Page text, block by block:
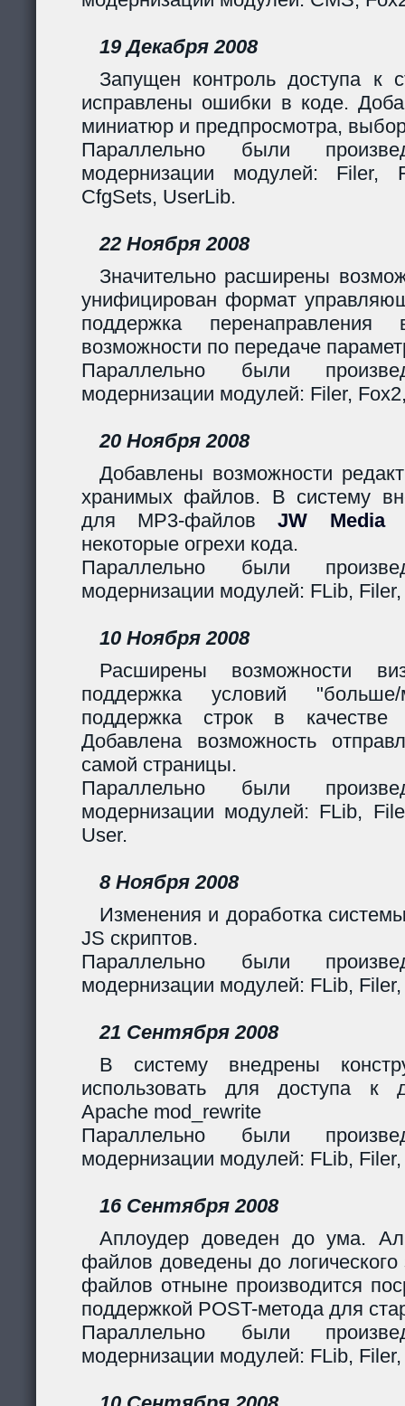
19 Декабря 2008
Запущен контроль доступа к
исправлены ошибки в коде.
миниатюр и предпросмотра,
Параллельно были
модернизации модулей: Filer,
CfgSets, UserLib.
22 Ноября 2008
Значительно расширены
унифицирован формат
поддержка
возможности по передаче
Параллельно были
модернизации модулей: Filer,
20 Ноября 2008
Добавлены возможности
хранимых файлов. В систему
для MP3-файловJW Media
некоторые огрехи кода.
Параллельно были
модернизации модулей: FLib,
10 Ноября 2008
Расширены возможности
поддержка условий
поддержка строк в качестве
Добавлена возможность
самой страницы.
Параллельно были
модернизации модулей: FLib,
User.
8 Ноября 2008
Изменения и доработка
JS скриптов.
Параллельно были
модернизации модулей: FLib,
21 Сентября 2008
В систему внедрены
использовать для доступа к
Apache mod_rewrite
Параллельно были
модернизации модулей: FLib,
16 Сентября 2008
Аплоудер доведен до ума.
файлов доведены до логического
файлов отныне производится
поддержкой POST-метода для
Параллельно были
модернизации модулей: FLib,